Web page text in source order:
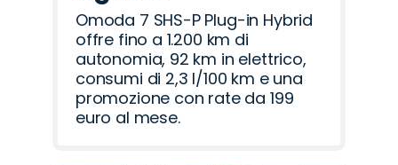
Omoda 7 SHS-P Plug-in Hybrid
offre fino a 1.200 km di
autonomia, 92 km in elettrico,
consumi di 2,3 l/100 km e una
promozione con rate da 199
euro al mese.